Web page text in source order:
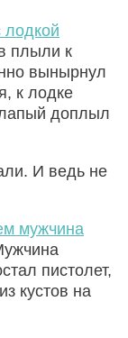
плыли к
вынырнул
к лодке
доплыл
И ведь не
мужчина
пистолет,
кустов на